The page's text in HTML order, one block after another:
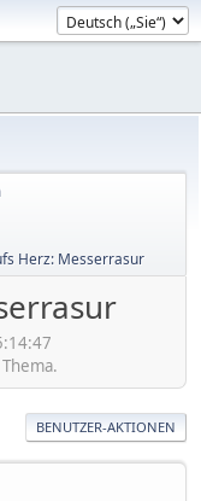
Herz: Messerrasur
BENUTZER-AKTIONEN